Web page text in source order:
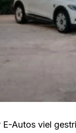
E-Autos viel